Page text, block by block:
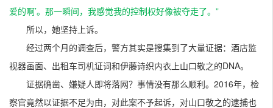
爱的啊’。那一瞬间，我感觉我的控制权好像被夺走了。”
所以，她坚持上诉。
经过两个月的调查后，警方其实是搜集到了大量证据：酒店监
视器画面、出租车司机证词和伊藤诗织内衣上山口敬之的DNA。
证据确凿、嫌疑人即将落网？事情没有那么顺利。2016年，检
察官竟然以证据不足为由，对此案不予起诉，对山口敬之的逮捕也